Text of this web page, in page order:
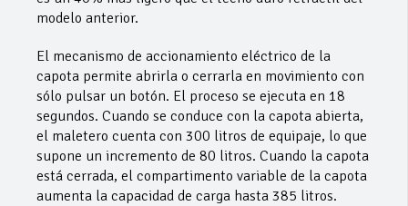
modelo anterior.
El mecanismo de accionamiento eléctrico de la
capota permite abrirla o cerrarla en movimiento con
sólo pulsar un botón. El proceso se ejecuta en 18
segundos. Cuando se conduce con la capota abierta,
el maletero cuenta con 300 litros de equipaje, lo que
supone un incremento de 80 litros. Cuando la capota
está cerrada, el compartimento variable de la capota
aumenta la capacidad de carga hasta 385 litros.